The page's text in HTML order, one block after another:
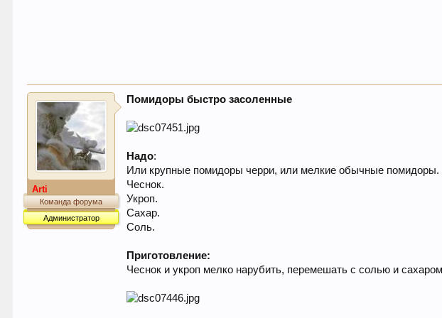
Arti
Команда форума
Администратор
Помидоры быстро засоленные
Надо:
Или крупные помидоры черри, или мелкие обычные помидоры.
Чеснок.
Укроп.
Сахар.
Соль.
Приготовление:
Чеснок и укроп мелко нарубить, перемешать с солью и